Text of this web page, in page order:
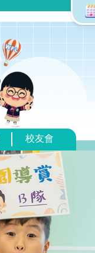
校友會